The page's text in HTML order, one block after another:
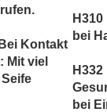
Kontakt
Mit viel
bei
H332
bei